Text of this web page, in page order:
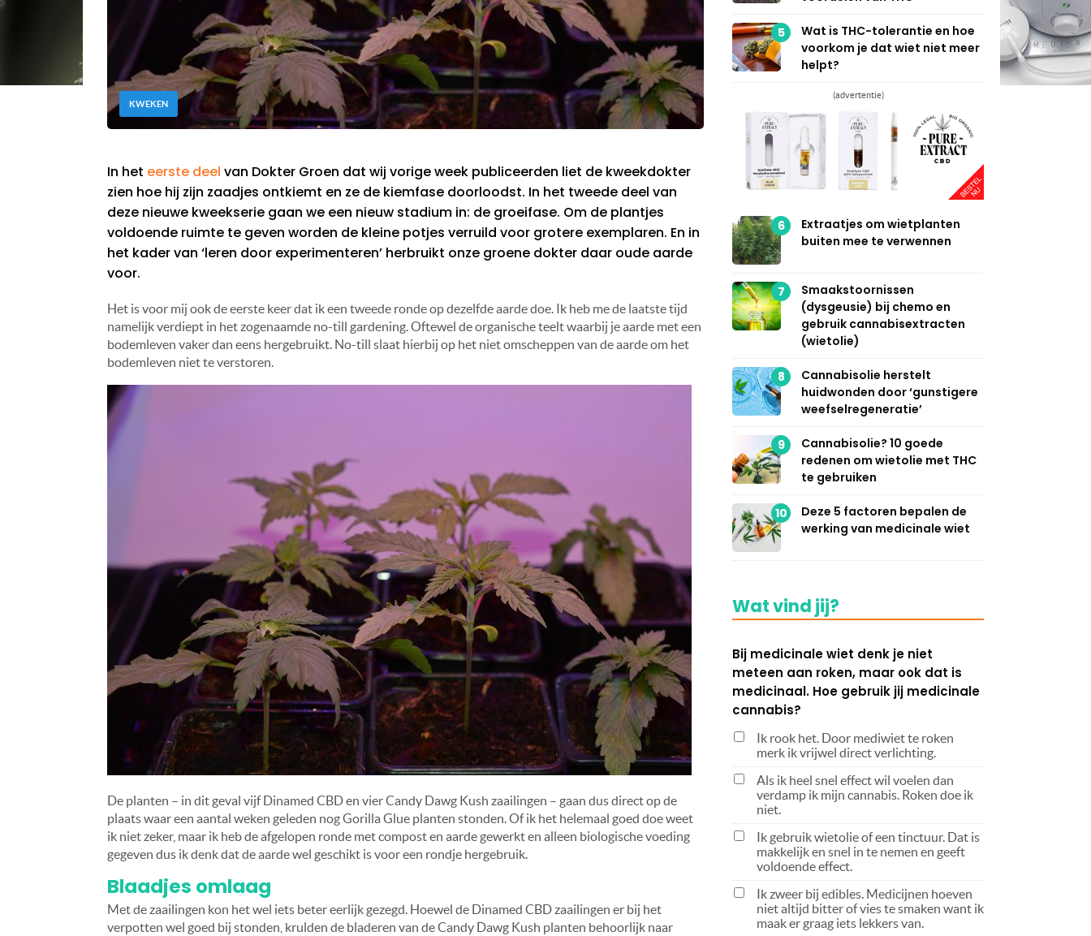
KWEKEN
In het eerste deel van Dokter Groen dat wij vorige week publiceerden liet de kweekdokter
zien hoe hij zijn zaadjes ontkiemt en ze de kiemfase doorloodst. In het tweede deel van
deze nieuwe kweekserie gaan we een nieuw stadium in: de groeifase. Om de plantjes
voldoende ruimte te geven worden de kleine potjes verruild voor grotere exemplaren. En in
het kader van ‘leren door experimenteren’ herbruikt onze groene dokter daar oude aarde
voor.
Het is voor mij ook de eerste keer dat ik een tweede ronde op dezelfde aarde doe. Ik heb me de laatste tijd
namelijk verdiept in het zogenaamde no-till gardening. Oftewel de organische teelt waarbij je aarde met een
bodemleven vaker dan eens hergebruikt. No-till slaat hierbij op het niet omscheppen van de aarde om het
bodemleven niet te verstoren.
De planten – in dit geval vijf Dinamed CBD en vier Candy Dawg Kush zaailingen – gaan dus direct op de
plaats waar een aantal weken geleden nog Gorilla Glue planten stonden. Of ik het helemaal goed doe weet
ik niet zeker, maar ik heb de afgelopen ronde met compost en aarde gewerkt en alleen biologische voeding
gegeven dus ik denk dat de aarde wel geschikt is voor een rondje hergebruik.
Blaadjes omlaag
Met de zaailingen kon het wel iets beter eerlijk gezegd. Hoewel de Dinamed CBD zaailingen er bij het
verpotten wel goed bij stonden, krulden de bladeren van de Candy Dawg Kush planten behoorlijk naar
5
Wat is THC-tolerantie en hoe
voorkom je dat wiet niet meer
helpt?
(advertentie)
6
Extraatjes om wietplanten
buiten mee te verwennen
7
Smaakstoornissen
(dysgeusie) bij chemo en
gebruik cannabisextracten
(wietolie)
8
Cannabisolie herstelt
huidwonden door ‘gunstigere
weefselregeneratie’
9
Cannabisolie? 10 goede
redenen om wietolie met THC
te gebruiken
10
Deze 5 factoren bepalen de
werking van medicinale wiet
Wat vind jij?
Bij medicinale wiet denk je niet
meteen aan roken, maar ook dat is
medicinaal. Hoe gebruik jij medicinale
cannabis?
Ik rook het. Door mediwiet te roken
merk ik vrijwel direct verlichting.
Als ik heel snel effect wil voelen dan
verdamp ik mijn cannabis. Roken doe ik
niet.
Ik gebruik wietolie of een tinctuur. Dat is
makkelijk en snel in te nemen en geeft
voldoende effect.
Ik zweer bij edibles. Medicijnen hoeven
niet altijd bitter of vies te smaken want ik
maak er graag iets lekkers van.